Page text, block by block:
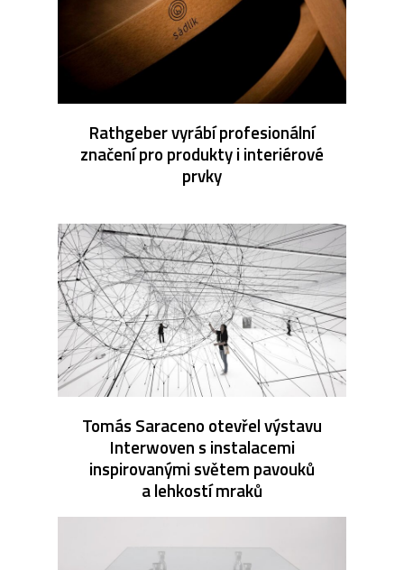
Rathgeber vyrábí profesionální
značení pro produkty i interiérové
prvky
Tomás Saraceno otevřel výstavu
Interwoven s instalacemi
inspirovanými světem pavouků
a lehkostí mraků